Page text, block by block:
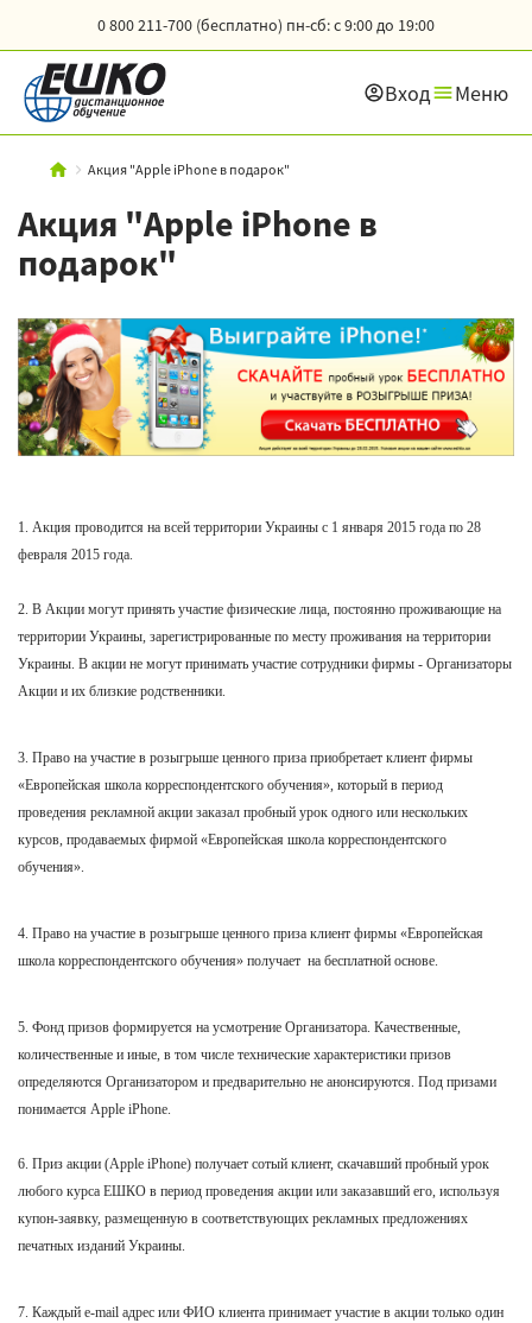
0 800 211-700 (бесплатно) пн-сб: с 9:00 до 19:00
Вход Меню
Акция "Apple iPhone в подарок"
Акция "Apple iPhone в
подарок"
1. Акция проводится на всей территории Украины с 1 января 2015 года по 28
февраля 2015 года.
2. В Акции могут принять участие физические лица, постоянно проживающие на
территории Украины, зарегистрированные по месту проживания на территории
Украины. В акции не могут принимать участие сотрудники фирмы - Организаторы
Акции и их близкие родственники.
3. Право на участие в розыгрыше ценного приза приобретает клиент фирмы
«Европейская школа корреспондентского обучения», который в период
проведения рекламной акции заказал пробный урок одного или нескольких
курсов, продаваемых фирмой «Европейская школа корреспондентского
обучения».
4. Право на участие в розыгрыше ценного приза клиент фирмы «Европейская
школа корреспондентского обучения» получает на бесплатной основе.
5. Фонд призов формируется на усмотрение Организатора. Качественные,
количественные и иные, в том числе технические характеристики призов
определяются Организатором и предварительно не анонсируются. Под призами
понимается Apple iPhone.
6. Приз акции (Apple iPhone) получает сотый клиент, скачавший пробный урок
любого курса ЕШКО в период проведения акции или заказавший его, используя
купон-заявку, размещенную в соответствующих рекламных предложениях
печатных изданий Украины.
7. Каждый e-mail адрес или ФИО клиента принимает участие в акции только один